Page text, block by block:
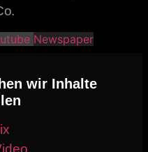
Newspaper
wir Inhalte